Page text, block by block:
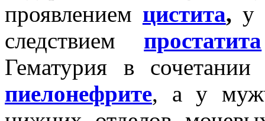
проявлением цистита, у
следствием простатита
Гематурия в
пиелонефрите, а у